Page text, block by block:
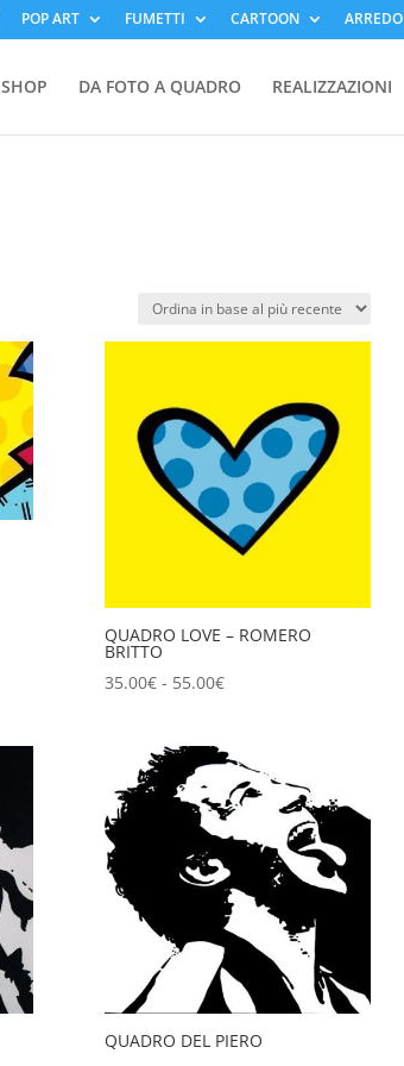
POP ART FUMETTI CARTOON ARREDO
SHOP DA FOTO A QUADRO REALIZZAZIONI
QUADRO LOVE – ROMERO
BRITTO
35.00€ - 55.00€Fascia
da
35.00€
a
55.00€
QUADRO DEL PIERO